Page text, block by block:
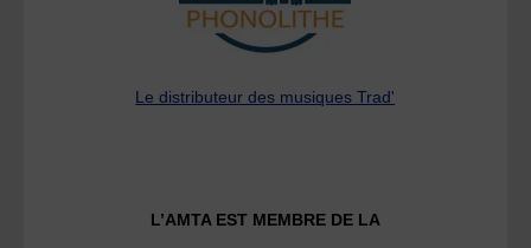
Le distributeur des musiques Trad'
L’AMTA EST MEMBRE DE LA